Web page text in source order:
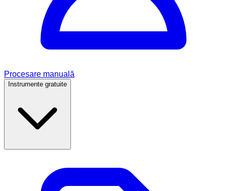
Procesare manuală
Instrumente gratuite